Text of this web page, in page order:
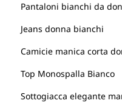
Pantaloni bianchi da
Jeans donna bianchi
Camicie manica corta
Top Monospalla Bianco
Sottogiacca elegante